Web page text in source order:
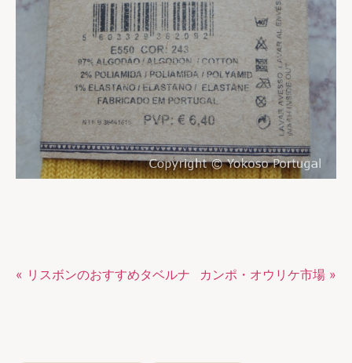
« リスボンのおすすめタベルナ カンポ・オウリケ市場 »